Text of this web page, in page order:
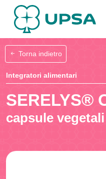
Torna indietro
Integratori alimentari
SERELYS®
capsule vegetali